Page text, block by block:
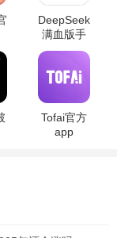
DeepSeek
满血版手
机版
Tofai官方
app